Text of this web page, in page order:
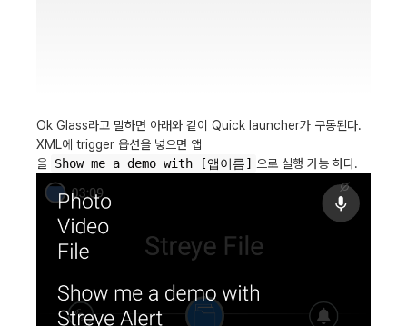
Ok Glass라고 말하면 아래와 같이 Quick launcher가 구동된다.
XML에 trigger 옵션을 넣으면 앱
을 Show me a demo with [앱이름] 으로 실행 가능 하다.